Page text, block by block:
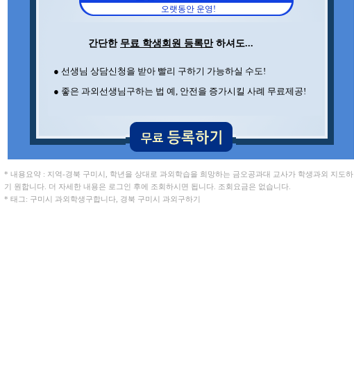
민** 영남대 , 김** 포항공과대
이** 부경대 , 전** 포항공과대
이** 동국대 , 장** 포항공과대
구** 경북대 , 이** 포항공과대
김** 포항공과대 , 김** 포항공과대
오랫동안 운영!
간단한 무료 학생회원 등록만하셔도...
● 선생님 상담신청을 받아 빨리 구하기 가능하실 수도!
● 좋은 과외선생님구하는 법 예, 안전을 증가시킬 사례 무료제공!
* 내용요약 : 지역-경북 구미시, 학년을 상대로 과외학습을 희망하는 금오공과대 교사가 학생과외 지도하
기 원합니다. 더 자세한 내용은 로그인 후에 조회하시면 됩니다. 조회요금은 없습니다.
* 태그: 구미시 과외학생구합니다, 경북 구미시 과외구하기